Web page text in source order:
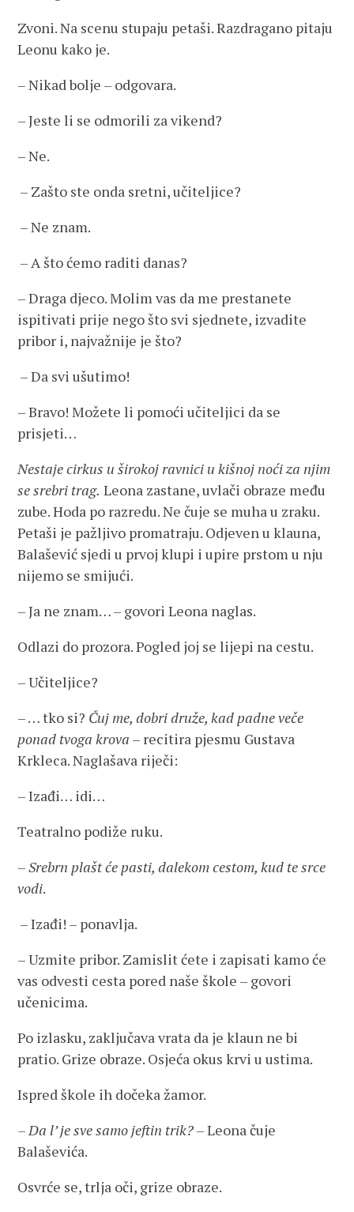
Zvoni. Na scenu stupaju petaši. Razdragano pitaju
Leonu kako je.
– Nikad bolje – odgovara.
– Jeste li se odmorili za vikend?
– Ne.
– Zašto ste onda sretni, učiteljice?
– Ne znam.
– A što ćemo raditi danas?
– Draga djeco. Molim vas da me prestanete
ispitivati prije nego što svi sjednete, izvadite
pribor i, najvažnije je što?
– Da svi ušutimo!
– Bravo! Možete li pomoći učiteljici da se
prisjeti…
Nestaje cirkus u širokoj ravnici u kišnoj noći za njim
se srebri trag. Leona zastane, uvlači obraze među
zube. Hoda po razredu. Ne čuje se muha u zraku.
Petaši je pažljivo promatraju. Odjeven u klauna,
Balašević sjedi u prvoj klupi i upire prstom u nju
nijemo se smijući.
– Ja ne znam… – govori Leona naglas.
Odlazi do prozora. Pogled joj se lijepi na cestu.
– Učiteljice?
– … tko si? Čuj me, dobri druže, kad padne veče
ponad tvoga krova – recitira pjesmu Gustava
Krkleca. Naglašava riječi:
– Izađi… idi…
Teatralno podiže ruku.
–Srebrn plašt će pasti, dalekom cestom, kud te srce
vodi.
– Izađi! – ponavlja.
– Uzmite pribor. Zamislit ćete i zapisati kamo će
vas odvesti cesta pored naše škole – govori
učenicima.
Po izlasku, zaključava vrata da je klaun ne bi
pratio. Grize obraze. Osjeća okus krvi u ustima.
Ispred škole ih dočeka žamor.
– Da l’ je sve samo jeftin trik?– Leona čuje
Balaševića.
Osvrće se, trlja oči, grize obraze.